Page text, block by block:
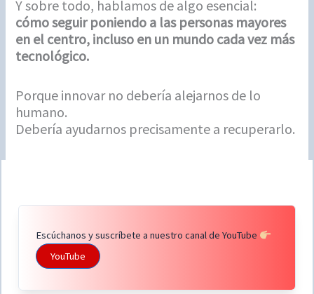
Y sobre todo, hablamos de algo esencial:
cómo seguir poniendo a las personas mayores
en el centro, incluso en un mundo cada vez más
tecnológico.
Porque innovar no debería alejarnos de lo
humano.
Debería ayudarnos precisamente a recuperarlo.
Escúchanos y suscríbete a nuestro canal de YouTube
YouTube